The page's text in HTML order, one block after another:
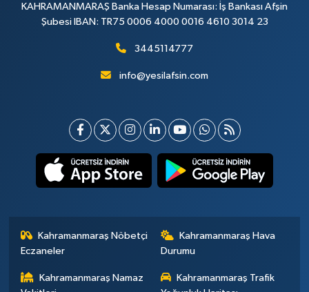
KAHRAMANMARAŞ Banka Hesap Numarası: İş Bankası Afşin
Şubesi IBAN: TR75 0006 4000 0016 4610 3014 23
3445114777
info@yesilafsin.com
Kahramanmaraş Nöbetçi
Eczaneler
Kahramanmaraş Hava
Durumu
Kahramanmaraş Namaz
Kahramanmaraş Trafik